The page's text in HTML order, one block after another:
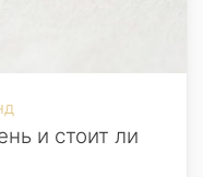
и стоит ли